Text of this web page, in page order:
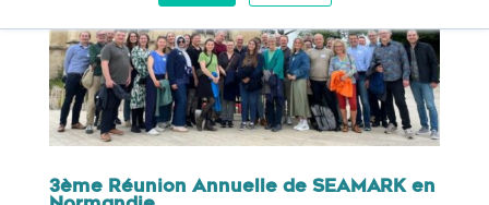
3ème Réunion Annuelle de SEAMARK en